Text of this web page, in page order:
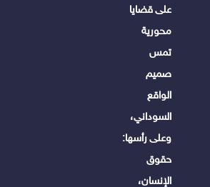
على قضايا
محورية
تمس
صميم
الواقع
السوداني،
وعلى رأسها:
حقوق
الإنسان،